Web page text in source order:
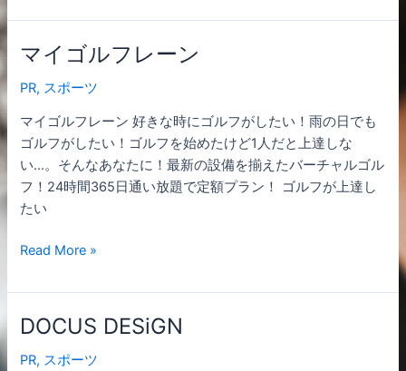
マイゴルフレーン
PR, スポーツ
マイゴルフレーン 好きな時にゴルフがしたい！雨の日でも
ゴルフがしたい！ゴルフを始めたけど1人だと上達しな
い…。そんなあなたに！最新の設備を揃えたバーチャルゴル
フ！24時間365日通い放題で定額プラン！ ゴルフが上達し
たい
マ
ゴ
ル
フ
レ
ー
ン
Read More »
DOCUS DESiGN
PR, スポーツ
DOCUS